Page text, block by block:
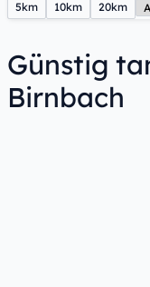
5km 10km 20km
Günstig
Birnbach